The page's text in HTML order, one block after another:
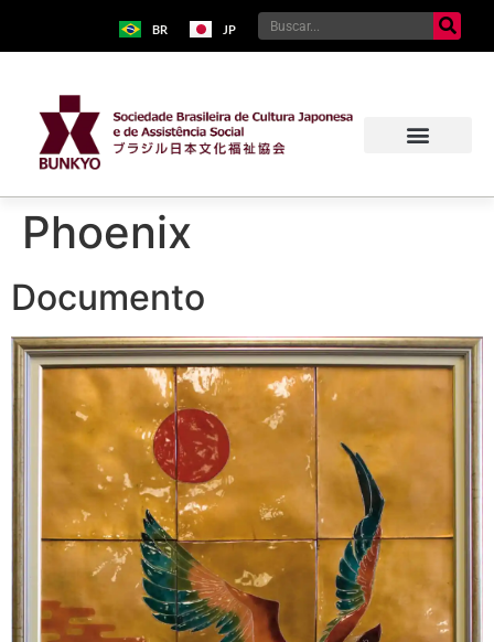
BR JP
Phoenix
Documento